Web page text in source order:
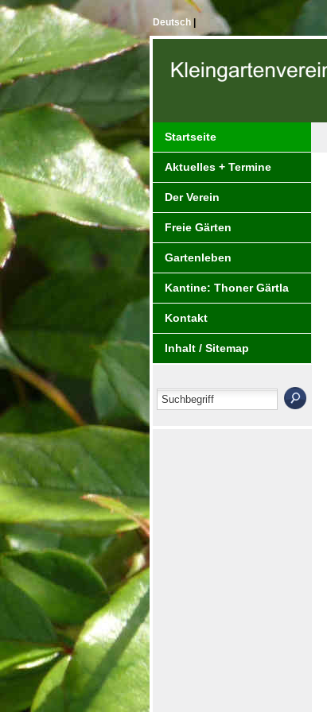
Deutsch
Startseite
Aktuelles + Termine
Der Verein
Freie Gärten
Gartenleben
Kantine: Thoner Gärtla
Kontakt
Inhalt / Sitemap